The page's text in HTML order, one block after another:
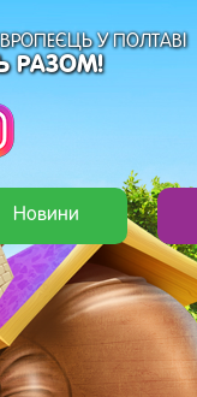
У ПОЛТАВІ
РАЗОМ!
Новини